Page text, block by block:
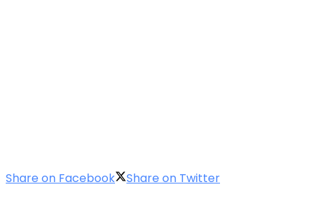
Share on Facebook Share on Twitter